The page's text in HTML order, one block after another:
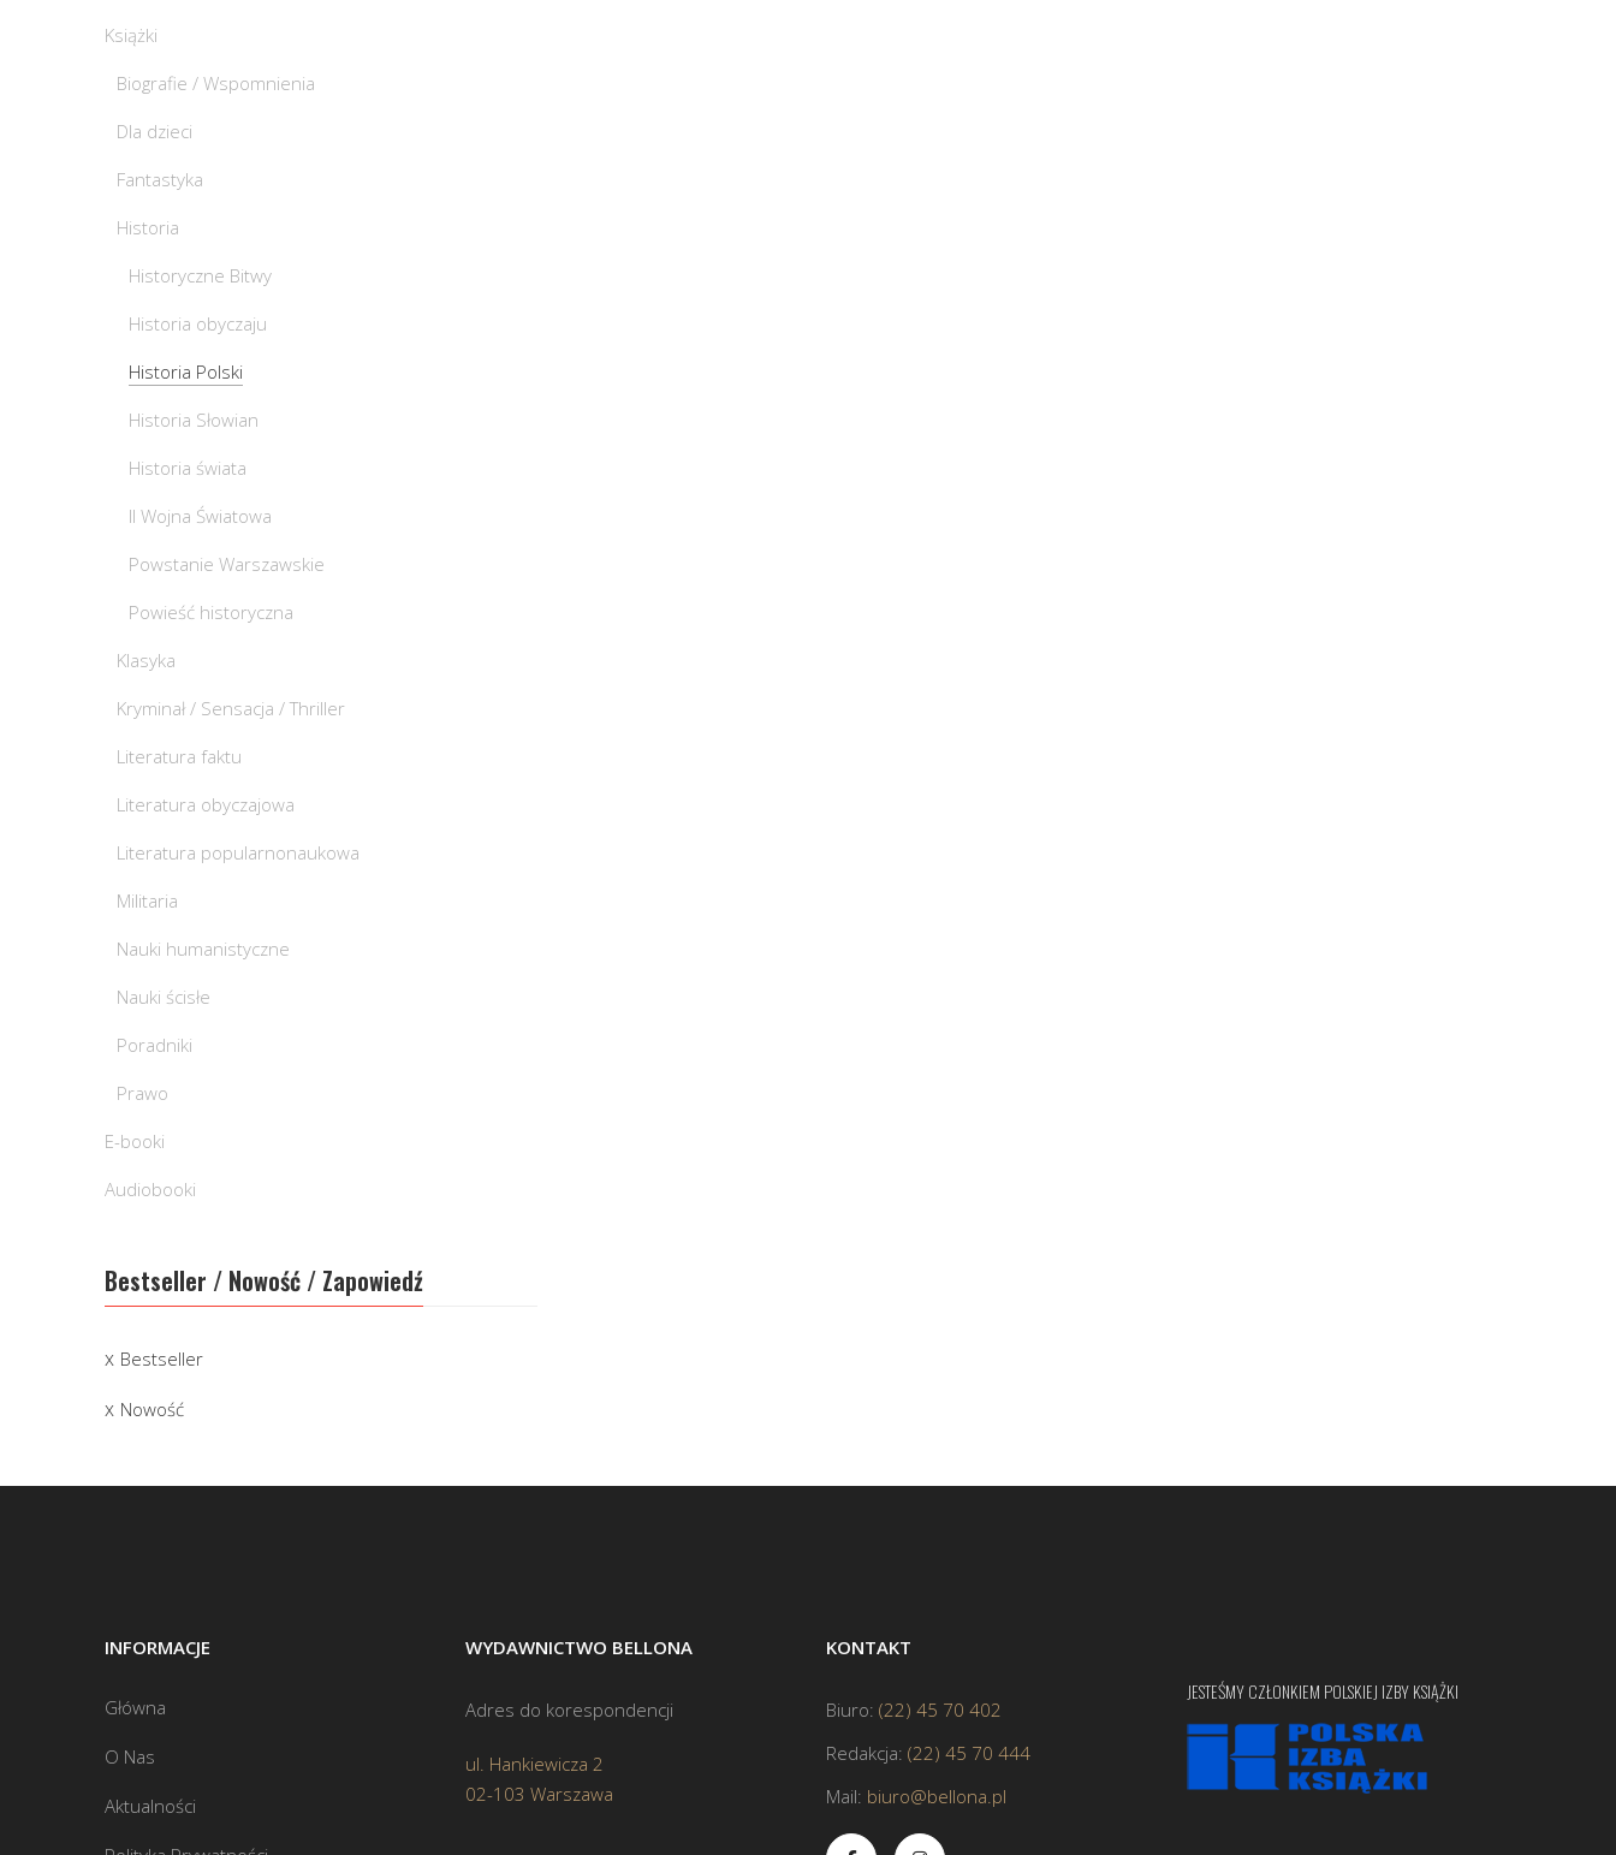
Książki
Biografie / Wspomnienia
Dla dzieci
Fantastyka
Historia
Historyczne Bitwy
Historia obyczaju
Historia Polski
Historia Słowian
Historia świata
II Wojna Światowa
Powstanie Warszawskie
Powieść historyczna
Klasyka
Kryminał / Sensacja / Thriller
Literatura faktu
Literatura obyczajowa
Literatura popularnonaukowa
Militaria
Nauki humanistyczne
Nauki ścisłe
Poradniki
Prawo
E-booki
Audiobooki
Bestseller / Nowość / Zapowiedź
Bestseller
Nowość
INFORMACJE
Główna
O Nas
Aktualności
WYDAWNICTWO BELLONA
Adres do korespondencji
ul. Hankiewicza 2
02-103 Warszawa
KONTAKT
Biuro: (22) 45 70 402
Redakcja: (22) 45 70 444
Mail: biuro@bellona.pl
JESTEŚMY CZŁONKIEM POLSKIEJ IZBY KSIĄŻKI